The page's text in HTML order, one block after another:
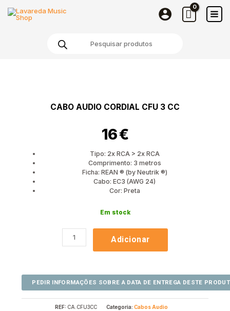
CABO AUDIO CORDIAL CFU 3 CC
16€
Tipo: 2x RCA > 2x RCA
Comprimento: 3 metros
Ficha: REAN ® (by Neutrik ®)
Cabo: EC3 (AWG 24)
Cor: Preta
Em stock
audio
CORDIAL
Adicionar
REF: CA.CFU3CC Categoria: Cabos Audio
CC